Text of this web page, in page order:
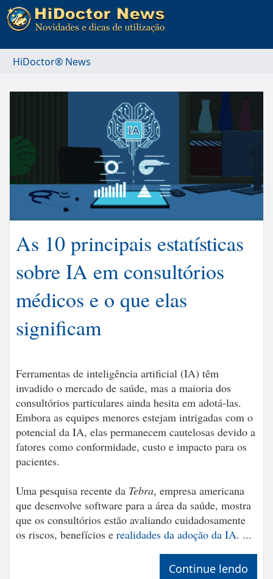
HiDoctor® News
As 10 principais estatísticas
sobre IA em consultórios
médicos e o que elas
significam
Ferramentas de inteligência artificial (IA) têm
invadido o mercado de saúde, mas a maioria dos
consultórios particulares ainda hesita em adotá-las.
Embora as equipes menores estejam intrigadas com o
potencial da IA, elas permanecem cautelosas devido a
fatores como conformidade, custo e impacto para os
pacientes.
Uma pesquisa recente da Tebra, empresa americana
que desenvolve software para a área da saúde, mostra
que os consultórios estão avaliando cuidadosamente
os riscos, benefícios e realidades da adoção da IA. ...
Continue lendo